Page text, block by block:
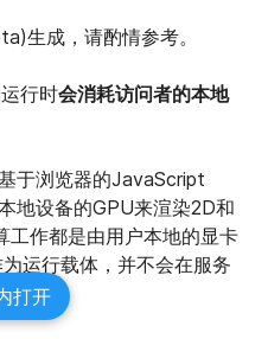
生成，请酌情参考。
行时会消耗访问者的本地
于浏览器的JavaScript
地设备的GPU来渲染2D和
工作都是由用户本地的显卡
运行载体，并不会在服务
打开